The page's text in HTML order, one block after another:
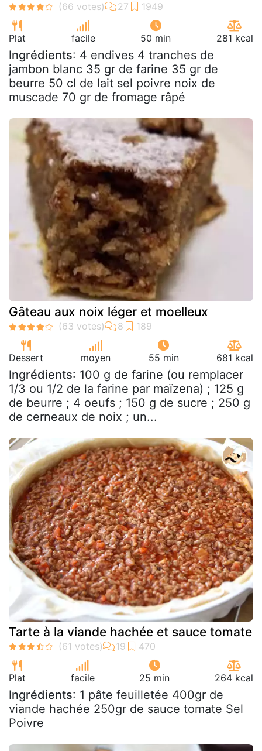
Plat facile 50 min 281 kcal
Ingrédients: 4 endives 4 tranches de
jambon blanc 35 gr de farine 35 gr de
beurre 50 cl de lait sel poivre noix de
muscade 70 gr de fromage râpé
Gâteau aux noix léger et moelleux
Dessert moyen 55 min 681 kcal
Ingrédients: 100 g de farine (ou remplacer
1/3 ou 1/2 de la farine par maïzena) ; 125 g
de beurre ; 4 oeufs ; 150 g de sucre ; 250 g
de cerneaux de noix ; un...
Tarte à la viande hachée et sauce tomate
Plat facile 25 min 264 kcal
Ingrédients: 1 pâte feuilletée 400gr de
viande hachée 250gr de sauce tomate Sel
Poivre